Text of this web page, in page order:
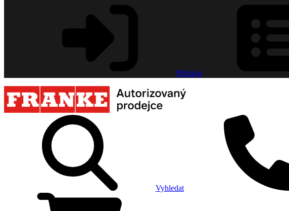
Přihlásit
Vyhledat